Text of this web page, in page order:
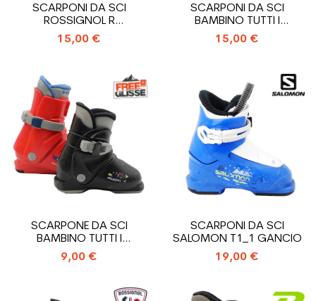
SCARPONI DA SCI
ROSSIGNOL R
18_INGRESSO
POSTERIORE
15,00 €
SCARPONI DA SCI
BAMBINO TUTTI I
MODELLI_4 GANCI
15,00 €
SCARPONE DA SCI
BAMBINO TUTTI I
MODELLI_INGRESSO...
9,00 €
SCARPONI DA SCI
SALOMON T1_1 GANCIO
19,00 €